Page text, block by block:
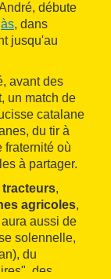
débute
, dans
jusqu'au
avant des
un match de
catalane
du tir à
fraternité où
à partager.
,
agricoles,
aura aussi de
solennelle,
du
des